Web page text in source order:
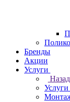
Бренды
Акции
Услуги
Назад
Услуги